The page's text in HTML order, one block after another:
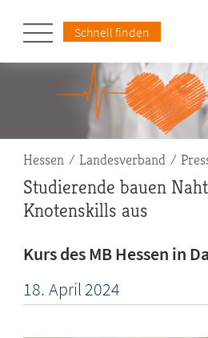
Schnell finden
Pfadnavigation
Hessen Landesverband
Studierende bauen
Knotenskills aus
Kurs des MB Hessen in
18. April2024